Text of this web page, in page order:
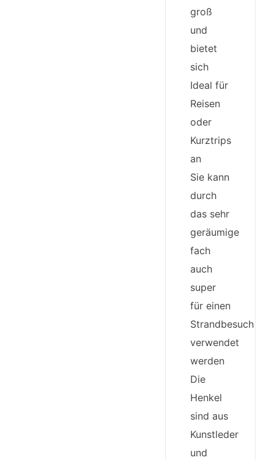
groß
und
bietet
sich
Ideal für
Reisen
oder
Kurztrips
an
Sie kann
durch
das sehr
geräumige
fach
auch
super
für einen
Strandbesuch
verwendet
werden
Die
Henkel
sind aus
Kunstleder
und